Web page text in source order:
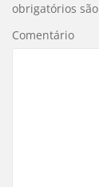
obrigatórios
Comentário